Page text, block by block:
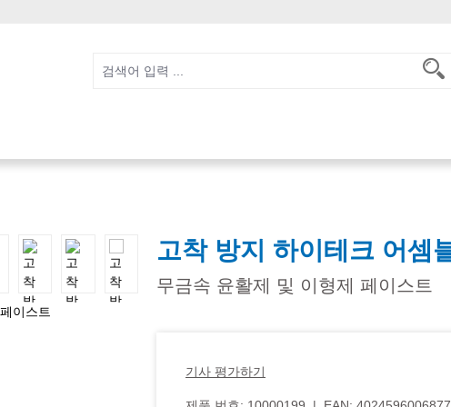
고착 방지 하이테크 어셈
무금속 윤활제 및 이형제 페이스트
기사 평가하기